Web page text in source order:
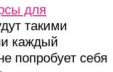
для
такими
каждый
попробует себя